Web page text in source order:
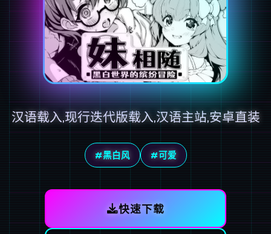
汉语载入,现行迭代版载入,汉语主站,安卓直装
#黑白风 #可爱
快速下载